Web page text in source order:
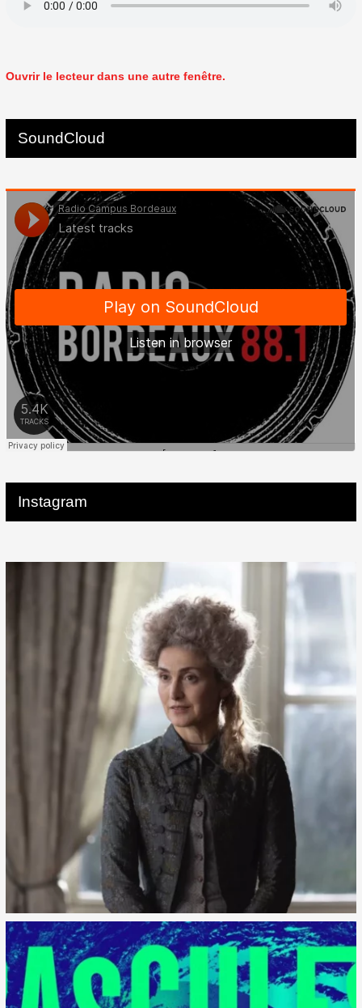
Ouvrir le lecteur dans une autre fenêtre.
SoundCloud
Instagram